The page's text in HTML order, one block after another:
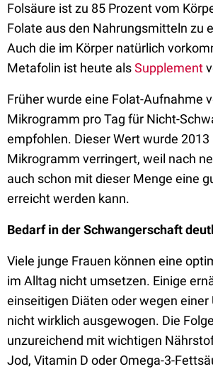
Folsäure ist zu 85 Prozent vom
Folate aus den Nahrungsmitteln zu
Auch die im Körper natürlich
Metafolin ist heute alsSupplement
Früher wurde eine Folat-Aufnahme
Mikrogramm pro Tag für Nicht-
empfohlen. Dieser Wert wurde 2013
Mikrogramm verringert, weil nach
auch schon mit dieser Menge eine
erreicht werden kann.
Bedarf in der Schwangerschaft
Viele junge Frauen können eine
im Alltag nicht umsetzen. Einige
einseitigen Diäten oder wegen
nicht wirklich ausgewogen. Die
unzureichend mit wichtigen
Jod, Vitamin D oder Omega-3-